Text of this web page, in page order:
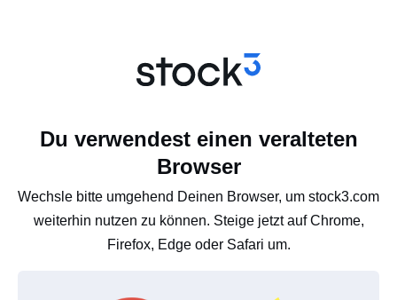
Du verwendest einen veralteten
Browser
Wechsle bitte umgehend Deinen Browser, um stock3.com
weiterhin nutzen zu können. Steige jetzt auf Chrome,
Firefox, Edge oder Safari um.